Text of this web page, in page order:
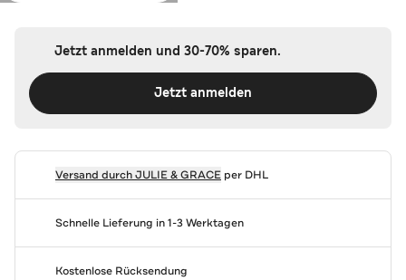
Jetzt anmelden und 30-70% sparen.
Jetzt anmelden
Versand durchJULIE & GRACEper DHL
Schnelle Lieferung in 1-3 Werktagen
Kostenlose Rücksendung